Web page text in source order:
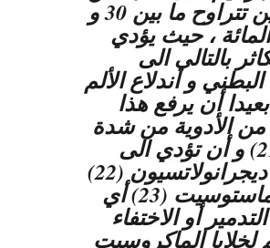
المصابين تتراوح ما بين 30 و
المائة ، حيث يؤدي
بالتالي الى
البطني و اندلاع الألم
أن يرفع هذا
الأدوية من شدة
الألم (21) و أن تؤدي الى
ظاهرة ديجرانولاتسيون (22)
خلايا الماستوسيت (23) أي
أو الاختفاء
لخلايا الماكروسيت